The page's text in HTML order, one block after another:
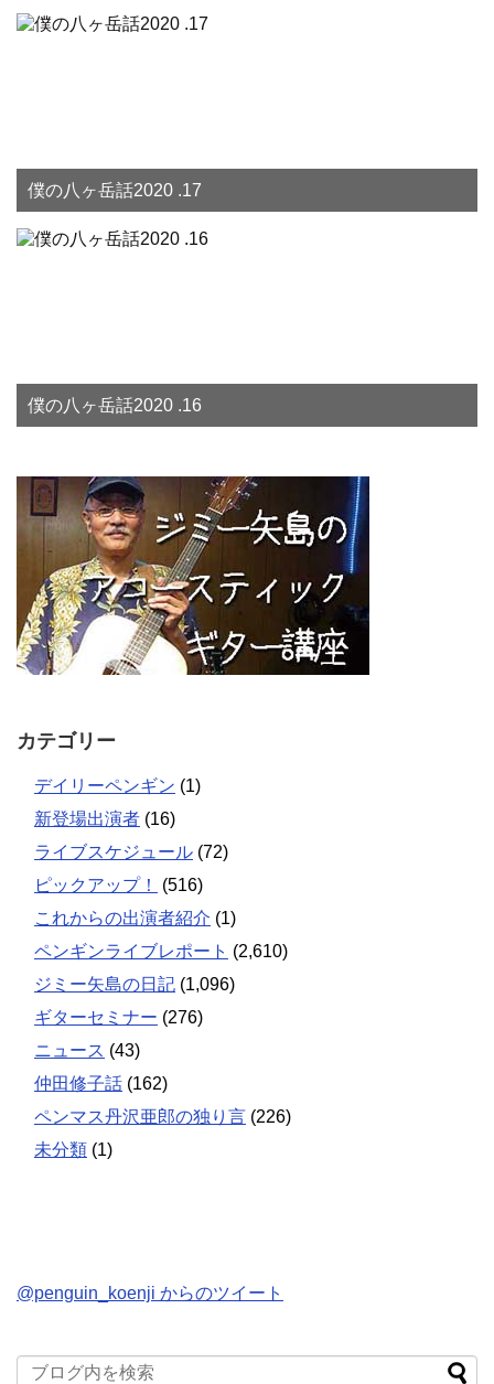
僕の八ヶ岳話2020 .17
僕の八ヶ岳話2020 .16
カテゴリー
デイリーペンギン (1)
新登場出演者 (16)
ライブスケジュール (72)
ピックアップ！
(516)
これからの出演者紹介 (1)
ペンギンライブレポート (2,610)
ジミー矢島の日記 (1,096)
ギターセミナー (276)
ニュース (43)
仲田修子話 (162)
ペンマス丹沢亜郎の独り言 (226)
未分類 (1)
@penguin_koenji からのツイート